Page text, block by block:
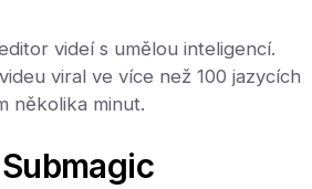
videí s umělou inteligencí.
viral ve více než 100 jazycích
několika minut.
Submagic